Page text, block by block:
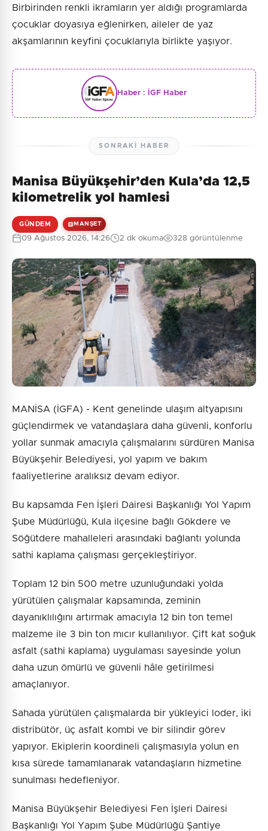
Birbirinden renkli ikramların yer aldığı programlarda
çocuklar doyasıya eğlenirken, aileler de yaz
akşamlarının keyfini çocuklarıyla birlikte yaşıyor.
Haber : İGF Haber
SONRAKI HABER
Manisa Büyükşehir’den Kula’da 12,5
kilometrelik yol hamlesi
GÜNDEM MANŞET
09 Ağustos 2026, 14:26 2 dk okuma 328 görüntülenme
MANİSA (İGFA) - Kent genelinde ulaşım altyapısını
güçlendirmek ve vatandaşlara daha güvenli, konforlu
yollar sunmak amacıyla çalışmalarını sürdüren Manisa
Büyükşehir Belediyesi, yol yapım ve bakım
faaliyetlerine aralıksız devam ediyor.
Bu kapsamda Fen İşleri Dairesi Başkanlığı Yol Yapım
Şube Müdürlüğü, Kula ilçesine bağlı Gökdere ve
Söğütdere mahalleleri arasındaki bağlantı yolunda
sathi kaplama çalışması gerçekleştiriyor.
Toplam 12 bin 500 metre uzunluğundaki yolda
yürütülen çalışmalar kapsamında, zeminin
dayanıklılığını artırmak amacıyla 12 bin ton temel
malzeme ile 3 bin ton mıcır kullanılıyor. Çift kat soğuk
asfalt (sathi kaplama) uygulaması sayesinde yolun
daha uzun ömürlü ve güvenli hâle getirilmesi
amaçlanıyor.
Sahada yürütülen çalışmalarda bir yükleyici loder, iki
distribütör, üç asfalt kombi ve bir silindir görev
yapıyor. Ekiplerin koordineli çalışmasıyla yolun en
kısa sürede tamamlanarak vatandaşların hizmetine
sunulması hedefleniyor.
Manisa Büyükşehir Belediyesi Fen İşleri Dairesi
Başkanlığı Yol Yapım Şube Müdürlüğü Şantiye